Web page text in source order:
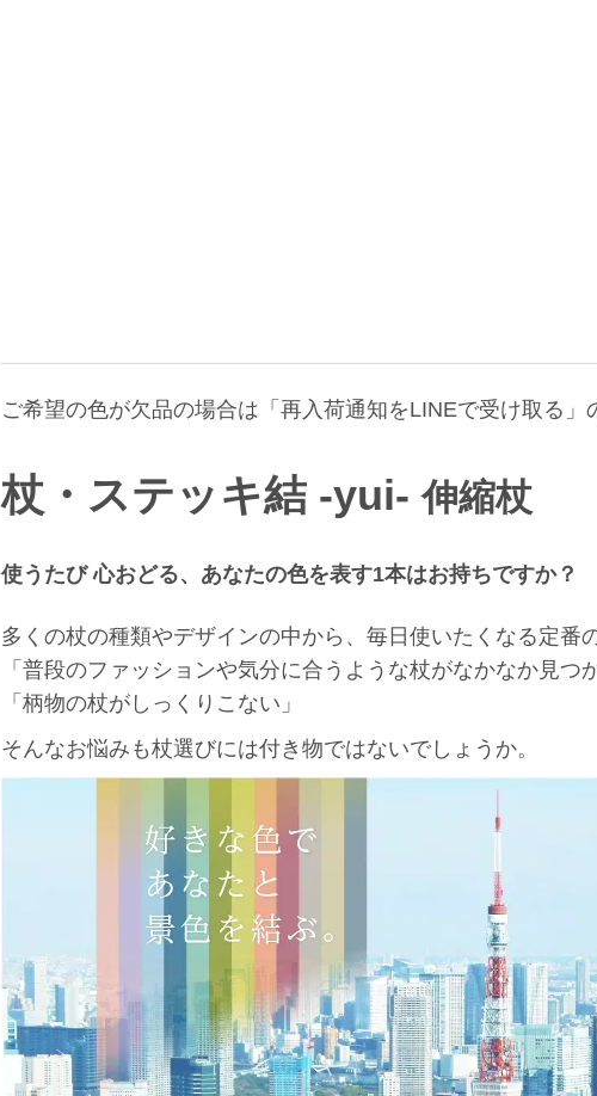
ご希望の色が欠品の場合は「再入荷通知をLINEで受け取る」
杖・ステッキ結 -yui-伸縮杖
使うたび 心おどる、あなたの色を表す1本はお持ちですか？
多くの杖の種類やデザインの中から、毎日使いたくなる定番
「普段のファッションや気分に合うような杖がなかなか見つ
「柄物の杖がしっくりこない」
そんなお悩みも杖選びには付き物ではないでしょうか。